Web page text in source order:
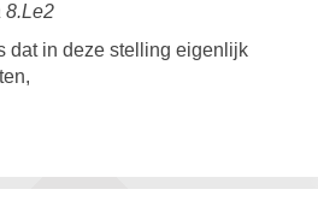
8.Le2
dat in deze stelling eigenlijk